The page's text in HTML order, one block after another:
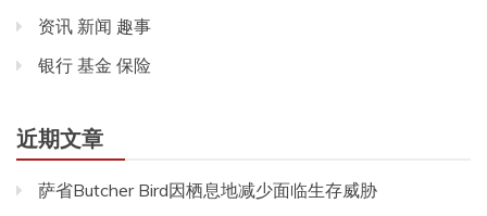
资讯 新闻 趣事
银行 基金 保险
近期文章
萨省Butcher Bird因栖息地减少面临生存威胁